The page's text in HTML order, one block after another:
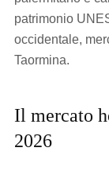
patrimonio
occidentale,
Taormina.
Il mercato
2026